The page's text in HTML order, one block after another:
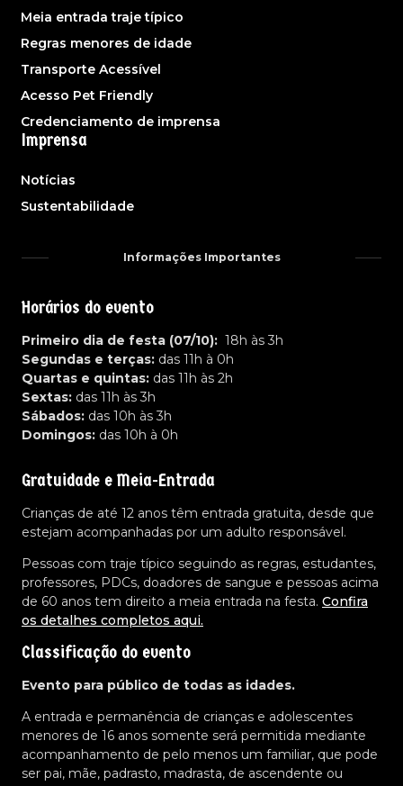
Meia entrada traje típico
Regras menores de idade
Transporte Acessível
Acesso Pet Friendly
Credenciamento de imprensa
Imprensa
Notícias
Sustentabilidade
Informações Importantes
Horários do evento
Primeiro dia de festa (07/10): 18h às 3h
Segundas e terças: das 11h à 0h
Quartas e quintas: das 11h às 2h
Sextas: das 11h às 3h
Sábados: das 10h às 3h
Domingos: das 10h à 0h
Gratuidade e Meia-Entrada
Crianças de até 12 anos têm entrada gratuita, desde que
estejam acompanhadas por um adulto responsável.
Pessoas com traje típico seguindo as regras, estudantes,
professores, PDCs, doadores de sangue e pessoas acima
de 60 anos tem direito a meia entrada na festa. Confira
os detalhes completos aqui.
Classificação do evento
Evento para público de todas as idades.
A entrada e permanência de crianças e adolescentes
menores de 16 anos somente será permitida mediante
acompanhamento de pelo menos um familiar, que pode
ser pai, mãe, padrasto, madrasta, de ascendente ou